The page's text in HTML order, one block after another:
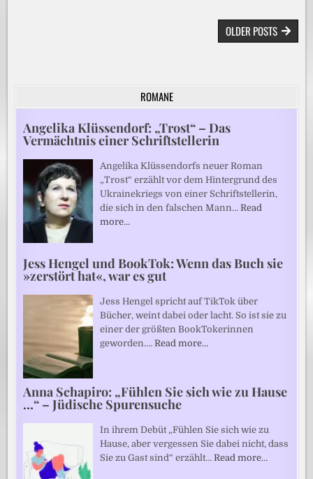
BEITRAGSNAVIGATIONOLDER POSTS
ROMANE
Angelika Klüssendorf: „Trost“ – Das
Vermächtnis einer Schriftstellerin
Angelika Klüssendorfs neuer Roman
„Trost“ erzählt vor dem Hintergrund des
Ukrainekriegs von einer Schriftstellerin,
die sich in den falschen Mann…Read
more…
Jess Hengel und BookTok: Wenn das Buch sie
»zerstört hat«, war es gut
Jess Hengel spricht auf TikTok über
Bücher, weint dabei oder lacht. So ist sie zu
einer der größten BookTokerinnen
geworden.…Read more…
Anna Schapiro: „Fühlen Sie sich wie zu Hause
…“ – Jüdische Spurensuche
In ihrem Debüt „Fühlen Sie sich wie zu
Hause, aber vergessen Sie dabei nicht, dass
Sie zu Gast sind“ erzählt…Read more…